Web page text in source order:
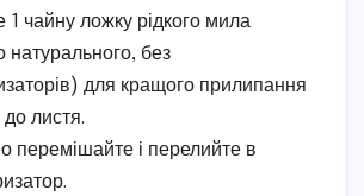
1 чайну ложку рідкого мила
натурального, без
для кращого прилипання
до листя.
перемішайте і перелийте в